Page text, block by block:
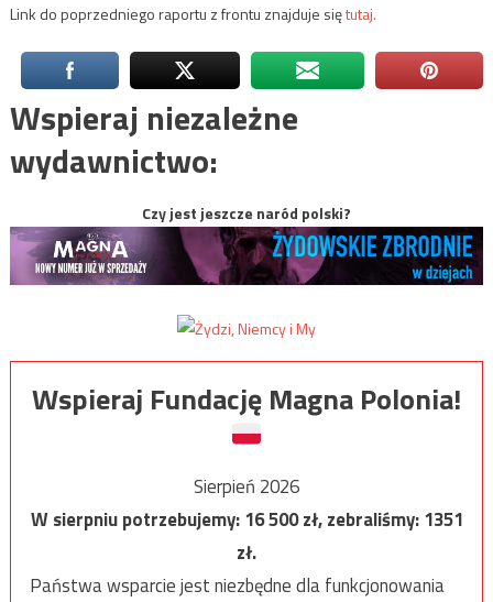
Link do poprzedniego raportu z frontu znajduje siętutaj.
Wspieraj niezależne
wydawnictwo:
Czy jest jeszcze naród polski?
Wspieraj Fundację Magna Polonia!
Sierpień 2026
W sierpniu potrzebujemy:16 500zł, zebraliśmy:1351
zł.
Państwa wsparcie jest niezbędne dla funkcjonowania